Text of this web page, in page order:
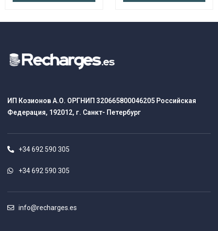
ИП Козионов А.О. ОРГНИП 320665800046205 Российская
Федерация, 192012, г. Санкт- Петербург
+34 692 590 305
+34 692 590 305
info@recharges.es